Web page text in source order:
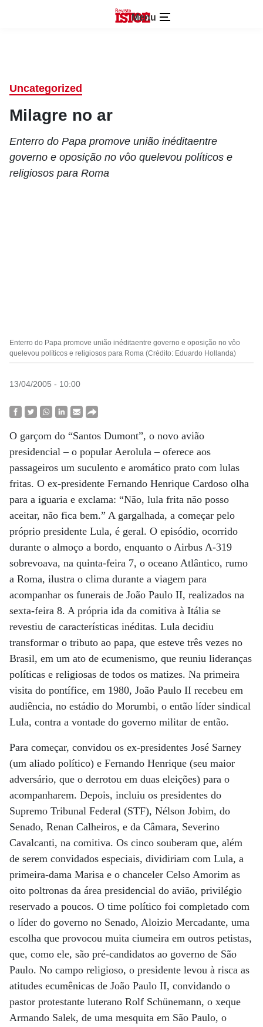
Menu
Uncategorized
Milagre no ar
Enterro do Papa promove união inéditaentre
governo e oposição no vôo quelevou políticos e
religiosos para Roma
Enterro do Papa promove união inéditaentre governo e oposição no vôo
quelevou políticos e religiosos para Roma (Crédito: Eduardo Hollanda)
13/04/2005 - 10:00
O garçom do “Santos Dumont”, o novo avião
presidencial – o popular Aerolula – oferece aos
passageiros um suculento e aromático prato com lulas
fritas. O ex-presidente Fernando Henrique Cardoso olha
para a iguaria e exclama: “Não, lula frita não posso
aceitar, não fica bem.” A gargalhada, a começar pelo
próprio presidente Lula, é geral. O episódio, ocorrido
durante o almoço a bordo, enquanto o Airbus A-319
sobrevoava, na quinta-feira 7, o oceano Atlântico, rumo
a Roma, ilustra o clima durante a viagem para
acompanhar os funerais de João Paulo II, realizados na
sexta-feira 8. A própria ida da comitiva à Itália se
revestiu de características inéditas. Lula decidiu
transformar o tributo ao papa, que esteve três vezes no
Brasil, em um ato de ecumenismo, que reuniu lideranças
políticas e religiosas de todos os matizes. Na primeira
visita do pontífice, em 1980, João Paulo II recebeu em
audiência, no estádio do Morumbi, o então líder sindical
Lula, contra a vontade do governo militar de então.
Para começar, convidou os ex-presidentes José Sarney
(um aliado político) e Fernando Henrique (seu maior
adversário, que o derrotou em duas eleições) para o
acompanharem. Depois, incluiu os presidentes do
Supremo Tribunal Federal (STF), Nélson Jobim, do
Senado, Renan Calheiros, e da Câmara, Severino
Cavalcanti, na comitiva. Os cinco souberam que, além
de serem convidados especiais, dividiriam com Lula, a
primeira-dama Marisa e o chanceler Celso Amorim as
oito poltronas da área presidencial do avião, privilégio
reservado a poucos. O time político foi completado com
o líder do governo no Senado, Aloizio Mercadante, uma
escolha que provocou muita ciumeira em outros petistas,
que, como ele, são pré-candidatos ao governo de São
Paulo. No campo religioso, o presidente levou à risca as
atitudes ecumênicas de João Paulo II, convidando o
pastor protestante luterano Rolf Schünemann, o xeque
Armando Salek, de uma mesquita em São Paulo, o